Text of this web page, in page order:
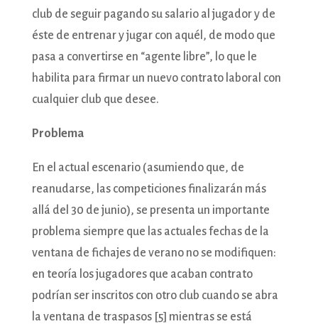
club de seguir pagando su salario al jugador y de
éste de entrenar y jugar con aquél, de modo que
pasa a convertirse en “agente libre”, lo que le
habilita para firmar un nuevo contrato laboral con
cualquier club que desee.
Problema
En el actual escenario (asumiendo que, de
reanudarse, las competiciones finalizarán más
allá del 30 de junio), se presenta un importante
problema siempre que las actuales fechas de la
ventana de fichajes de verano no se modifiquen:
en teoría los jugadores que acaban contrato
podrían ser inscritos con otro club cuando se abra
la ventana de traspasos [5] mientras se está